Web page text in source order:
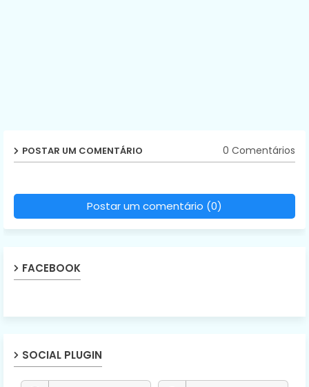
POSTAR UM COMENTÁRIO 0 Comentários
Postar um comentário (0)
FACEBOOK
SOCIAL PLUGIN